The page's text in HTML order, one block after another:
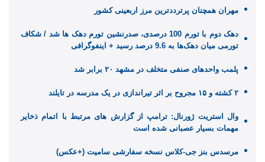
مهران همچنان پرترددترین مرز اربعینی کشور
دهک دوم با تورم 100 درصدی، صدرنشین تورم دهک ها شد / شکاف
تورمی میان دهک‌ها به 9.6 درصد رسید + اینفوگرافی
پلمب واحدهای صنفی متخلف در مشهد ۲۰ برابر شد
۲ کشته و ۱۵ مجروح بر اثر تیراندازی در یک مدرسه در تایلند
وال استریت ژورنال: ترامپ از گزارش های مرتبط با اتمام ذخایر
مهمات بسیار عصبانی شده است
مرسدس بنز جی-کلاس نسخه سفارشی سامیت (+عکس)